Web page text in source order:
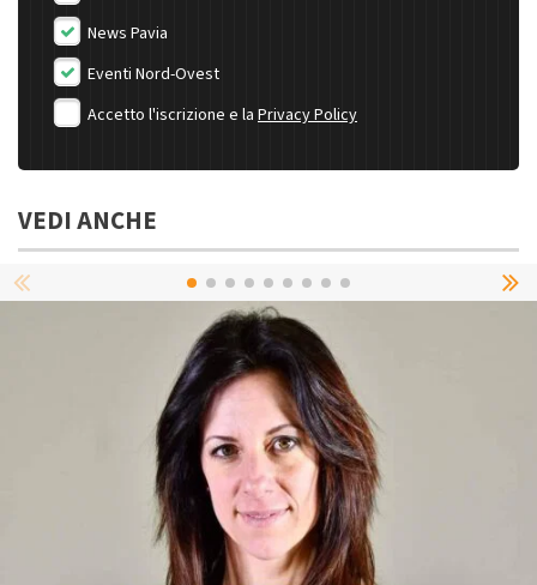
News Pavia
Eventi Nord-Ovest
Accetto l'iscrizione e la Privacy Policy
VEDI ANCHE